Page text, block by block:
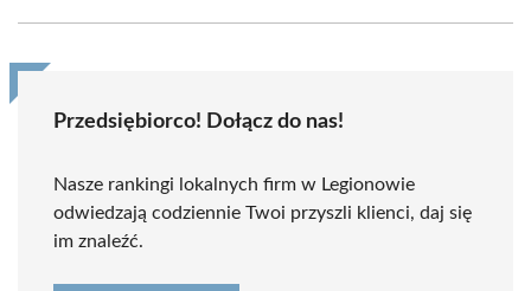
Przedsiębiorco! Dołącz do nas!
Nasze rankingi lokalnych firm w Legionowie
odwiedzają codziennie Twoi przyszli klienci, daj się
im znaleźć.